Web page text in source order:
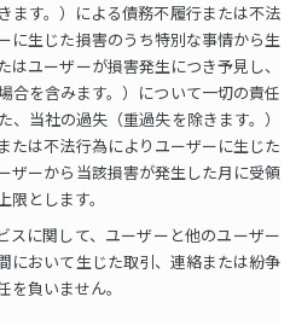
ます。）による債務不履行または不法
に生じた損害のうち特別な事情から生
はユーザーが損害発生につき予見し、
合を含みます。）について一切の責任
、当社の過失（重過失を除きます。）
たは不法行為によりユーザーに生じた
ザーから当該損害が発生した月に受領
限とします。
スに関して、ユーザーと他のユーザー
において生じた取引、連絡または紛争
負いません。